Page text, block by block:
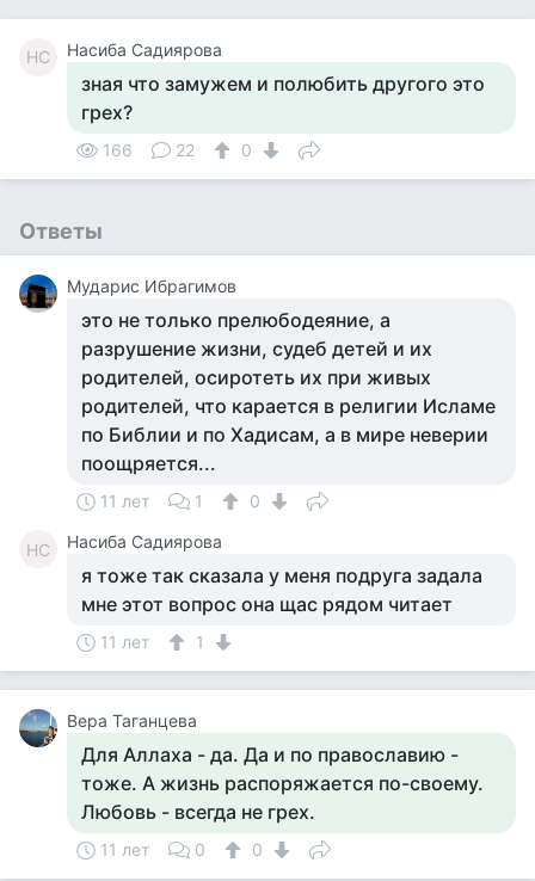
НС Насиба Садиярова
зная что замужем и полюбить другого это
грех?
166 22 0
Ответы
Мударис Ибрагимов
это не только прелюбодеяние, а
разрушение жизни, судеб детей и их
родителей, осиротеть их при живых
родителей, что карается в религии Исламе
по Библии и по Хадисам, а в мире неверии
поощряется...
11 лет 1 0
НС Насиба Садиярова
я тоже так сказала у меня подруга задала
мне этот вопрос она щас рядом читает
11 лет 1
Вера Таганцева
Для Аллаха - да. Да и по православию -
тоже. А жизнь распоряжается по-своему.
Любовь - всегда не грех.
11 лет 0 0